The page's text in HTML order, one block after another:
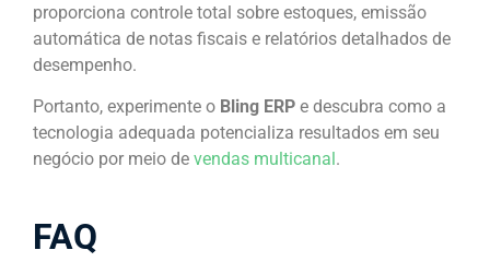
proporciona controle total sobre estoques, emissão
automática de notas fiscais e relatórios detalhados de
desempenho.
Portanto, experimente o Bling ERP e descubra como a
tecnologia adequada potencializa resultados em seu
negócio por meio de vendas multicanal.
FAQ